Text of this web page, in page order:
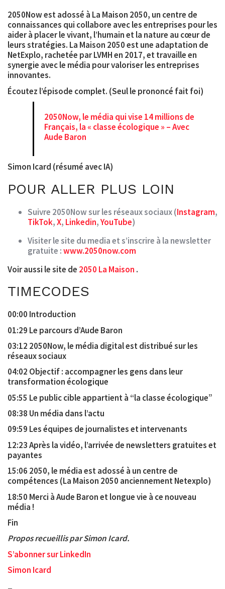
2050Now est adossé à La Maison 2050, un centre de
connaissances qui collabore avec les entreprises pour les
aider à placer le vivant, l’humain et la nature au cœur de
leurs stratégies. La Maison 2050 est une adaptation de
NetExplo, rachetée par LVMH en 2017, et travaille en
synergie avec le média pour valoriser les entreprises
innovantes.
Écoutez l’épisode complet. (Seul le prononcé fait foi)
2050Now, le média qui vise 14 millions de
Français, la « classe écologique » – Avec
Aude Baron
Simon Icard (résumé avec IA)
POUR ALLER PLUS LOIN
Suivre 2050Now sur les réseaux sociaux (Instagram,
TikTok,X, Linkedin,YouTube)
Visiter le site du media et s’inscrire à la newsletter
gratuite :www.2050now.com
Voir aussi le site de 2050 La Maison .
TIMECODES
00:00 Introduction
01:29 Le parcours d’Aude Baron
03:12 2050Now, le média digital est distribué sur les
réseaux sociaux
04:02 Objectif : accompagner les gens dans leur
transformation écologique
05:55 Le public cible appartient à “la classe écologique”
08:38 Un média dans l’actu
09:59 Les équipes de journalistes et intervenants
12:23 Après la vidéo, l’arrivée de newsletters gratuites et
payantes
15:06 2050, le média est adossé à un centre de
compétences (La Maison 2050 anciennement Netexplo)
18:50 Merci à Aude Baron et longue vie à ce nouveau
média !
Fin
Propos recueillis par Simon Icard.
S’abonner sur LinkedIn
Simon Icard